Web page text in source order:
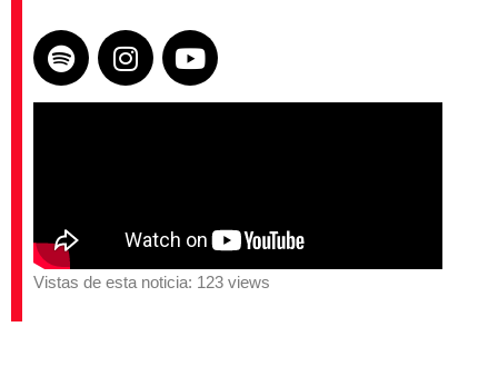
Vistas de esta noticia: 123 views